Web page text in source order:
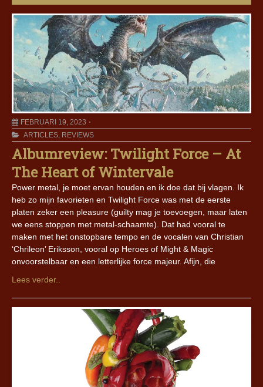
FEBRUARI 19, 2023
ARTICLES, REVIEWS
Albumreview: Twilight Force – At
The Heart of Wintervale
Power metal, je moet ervan houden en ik doe dat bij vlagen. Ik
heb zo mijn favorieten en Twilight Force was met de eerste
platen zeker een pleasure (guilty mag je toevoegen, maar laten
we eens stoppen met metal-schaamte). Dat had vooral te
maken met het onstopbare tempo en de vocalen van Christian
‘Chrileon’ Eriksson, vooral op Heroes of Might & Magic
onvoorstelbaar en een letterlijke force majeur. Afijn, die
Lees verder..